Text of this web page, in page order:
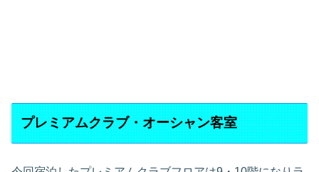
プレミアムクラブ・オーシャン客室